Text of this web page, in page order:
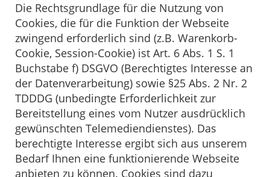
Die Rechtsgrundlage für die Nutzung von
Cookies, die für die Funktion der Webseite
zwingend erforderlich sind (z.B. Warenkorb-
Cookie, Session-Cookie) ist Art. 6 Abs. 1 S. 1
Buchstabe f) DSGVO (Berechtigtes Interesse an
der Datenverarbeitung) sowie §25 Abs. 2 Nr. 2
TDDDG (unbedingte Erforderlichkeit zur
Bereitstellung eines vom Nutzer ausdrücklich
gewünschten Telemediendienstes). Das
berechtigte Interesse ergibt sich aus unserem
Bedarf Ihnen eine funktionierende Webseite
anbieten zu können. Cookies sind dazu